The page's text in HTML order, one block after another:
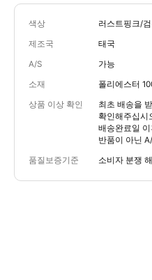
색상 러스트핑크/
제조국 태국
A/S 가능
소재 폴리에스터
상품 이상 확인
최초 배송을
확인해주십시
배송완료일
반품이 아닌
품질보증기준 소비자 분쟁